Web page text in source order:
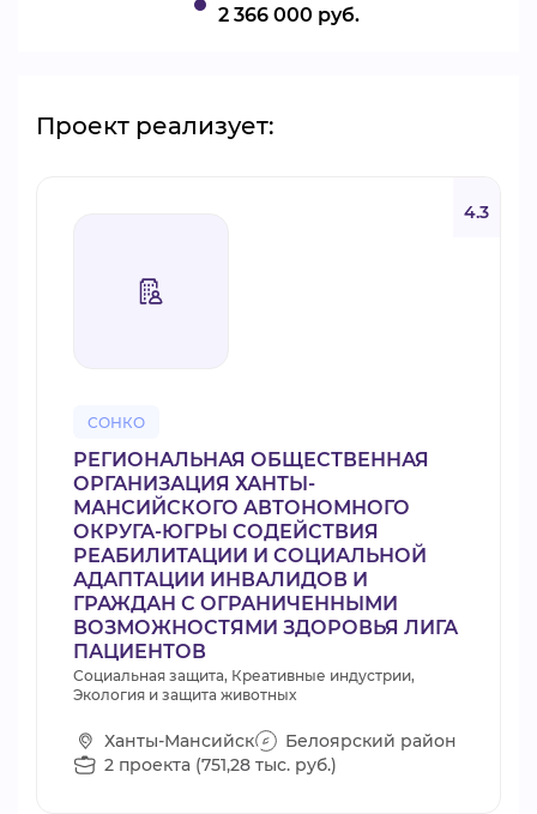
2 366 000 руб.
Проект реализует:
СОНКО
4.3
РЕГИОНАЛЬНАЯ ОБЩЕСТВЕННАЯ
ОРГАНИЗАЦИЯ ХАНТЫ-
МАНСИЙСКОГО АВТОНОМНОГО
ОКРУГА-ЮГРЫ СОДЕЙСТВИЯ
РЕАБИЛИТАЦИИ И СОЦИАЛЬНОЙ
АДАПТАЦИИ ИНВАЛИДОВ И
ГРАЖДАН С ОГРАНИЧЕННЫМИ
ВОЗМОЖНОСТЯМИ ЗДОРОВЬЯ ЛИГА
ПАЦИЕНТОВ
Социальная защита, Креативные индустрии,
Экология и защита животных
Ханты-Мансийск
Белоярский район
2 проекта (751,28 тыс. руб.)